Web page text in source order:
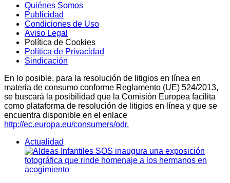
Quiénes Somos
Publicidad
Condiciones de Uso
Aviso Legal
Política de Cookies
Política de Privacidad
Sindicación
En lo posible, para la resolución de litigios en línea en
materia de consumo conforme Reglamento (UE) 524/2013,
se buscará la posibilidad que la Comisión Europea facilita
como plataforma de resolución de litigios en línea y que se
encuentra disponible en el enlace
http://ec.europa.eu/consumers/odr.
Actualidad